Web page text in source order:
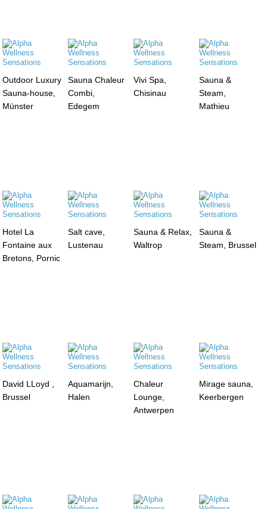
Outdoor Luxury
Sauna-house,
Münster
Sauna Chaleur
Combi,
Edegem
Vivi Spa,
Chisinau
Sauna &
Steam,
Mathieu
Hotel La
Fontaine aux
Bretons, Pornic
Salt cave,
Lustenau
Sauna & Relax,
Waltrop
Sauna &
Steam, Brussel
David LLoyd ,
Brussel
Aquamarijn,
Halen
Chaleur
Lounge,
Antwerpen
Mirage sauna,
Keerbergen